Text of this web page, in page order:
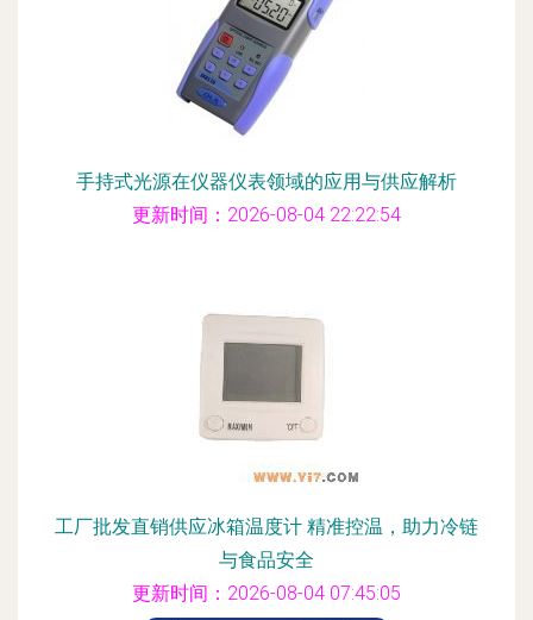
手持式光源在仪器仪表领域的应用与供应解析
更新时间：2026-08-04 22:22:54
工厂批发直销供应冰箱温度计 精准控温，助力冷链
与食品安全
更新时间：2026-08-04 07:45:05